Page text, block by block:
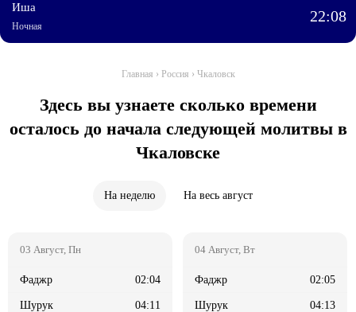
Иша
Ночная
22:08
Главная › Россия › Чкаловск
Здесь вы узнаете сколько времени
осталось до начала следующей молитвы в
Чкаловске
На неделю На весь август
02:04
04:11
02:05
04:13